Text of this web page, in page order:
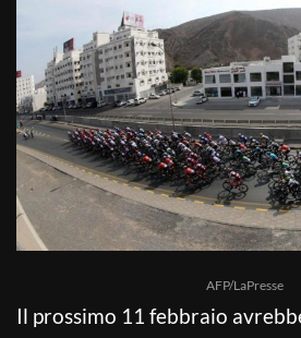
AFP/LaPresse
Il prossimo 11 febbraio